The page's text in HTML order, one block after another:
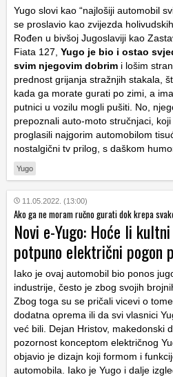
Yugo slovi kao “najlošiji automobil
se proslavio kao zvijezda
Rođen u bivšoj Jugoslaviji kao
Fiata 127, Yugo je bio i ostao
svim njegovim dobrim i lošim
prednost grijanja stražnjih stakala,
kada ga morate gurati po zimi, a
putnici u vozilu mogli pušiti. No,
prepoznali auto-moto stručnjaci,
proglasili najgorim automobilom
nostalgični tv prilog, s daškom
Yugo
11.05.2022. (13:00)
Ako ga ne moram ručno gurati dok krepa
Novi e-Yugo: Hoće li
potpuno električni pogon
Iako je ovaj automobil bio ponos
industrije, često je zbog svojih
Zbog toga su se pričali vicevi o
dodatna oprema ili da svi vlasnici
već bili. Dejan Hristov, makedonski
pozornost konceptom električnog
objavio je dizajn koji formom i
automobila. Iako je Yugo i dalje